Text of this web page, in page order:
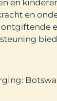
en
en